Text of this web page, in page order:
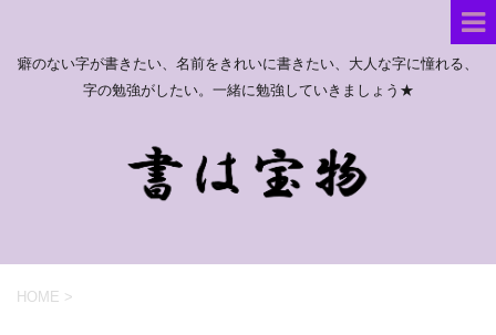
癖のない字が書きたい、名前をきれいに書きたい、大人な字に憧れる、
字の勉強がしたい。一緒に勉強していきましょう★
HOME >